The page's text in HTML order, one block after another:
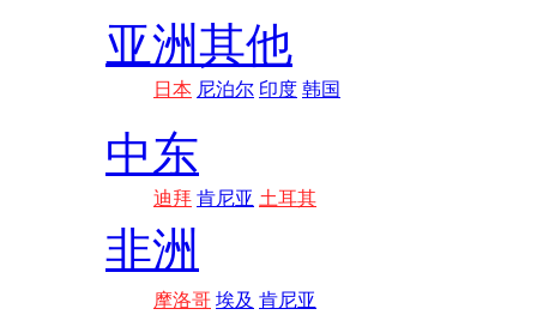
亚洲其他
日本 尼泊尔 印度 韩国
中东
迪拜 肯尼亚 土耳其
非洲
摩洛哥 埃及 肯尼亚